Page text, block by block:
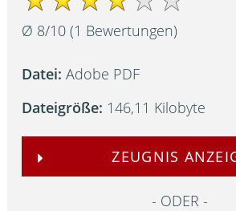
Ø 8/10 (1 Bewertungen)
Datei: Adobe PDF
Dateigröße: 146,11 Kilobyte
ZEUGNIS
ODER